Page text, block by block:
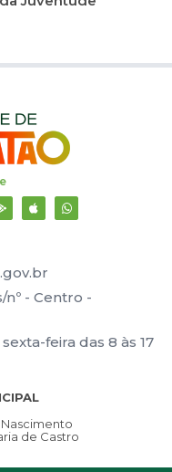
nº - Centro -
feira das 8 às 17
de Castro